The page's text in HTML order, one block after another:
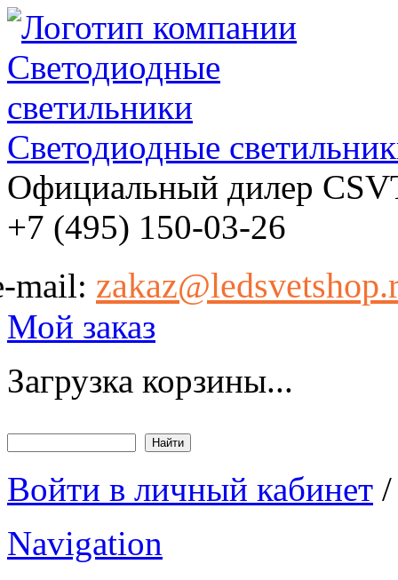
Светодиодные
Официальный дилер
+7 (495) 150-03-26
mail:
Мой заказ
Загрузка корзины...
Форма поиска
Войти в личный кабинет
Navigation